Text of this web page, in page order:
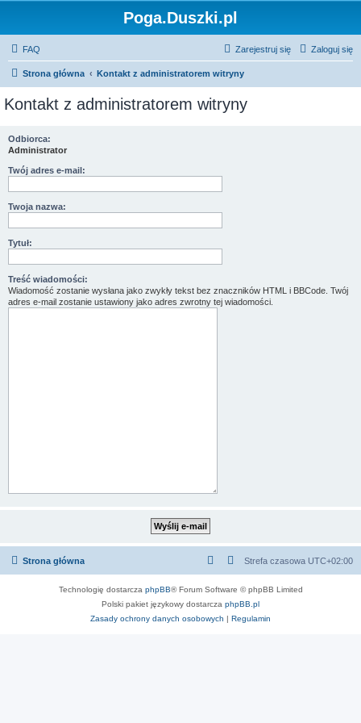
Poga.Duszki.pl
FAQ Zaloguj się
Zarejestruj się
Strona główna Kontakt z administratorem witryny
Kontakt z administratorem witryny
Odbiorca:
Administrator
Twój adres e-mail:
Twoja nazwa:
Tytuł:
Treść wiadomości:
Wiadomość zostanie wysłana jako zwykły tekst bez znaczników HTML i BBCode. Twój
adres e-mail zostanie ustawiony jako adres zwrotny tej wiadomości.
Strona główna Strefa czasowa UTC+02:00
Technologię dostarcza phpBB® Forum Software © phpBB Limited
Polski pakiet językowy dostarcza phpBB.pl
Zasady ochrony danych osobowych | Regulamin